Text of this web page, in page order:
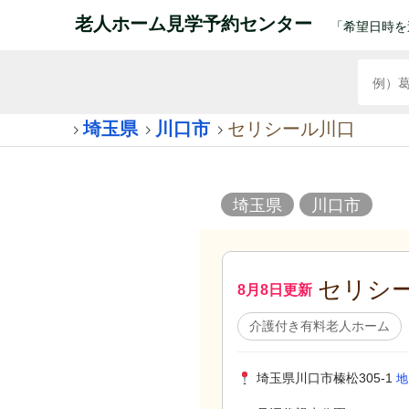
老人ホーム見学予約センター 「希望日時
埼玉県 川口市 セリシール川口
埼玉県 川口市
8月8日更新 セリシ
介護付き有料老人ホーム
埼玉県川口市榛松305-1